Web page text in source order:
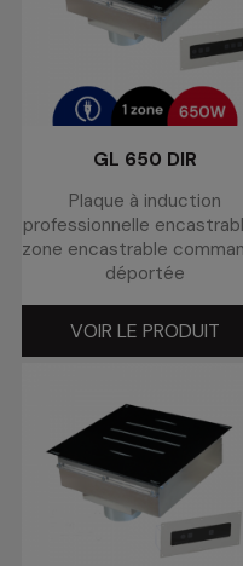
GL 650 DIR
Plaque à induction
professionnelle
zone encastrable
déportée
VOIR LE PRODUIT